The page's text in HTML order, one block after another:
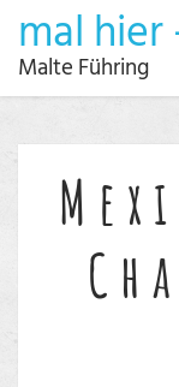
mal hier
Malte Führing